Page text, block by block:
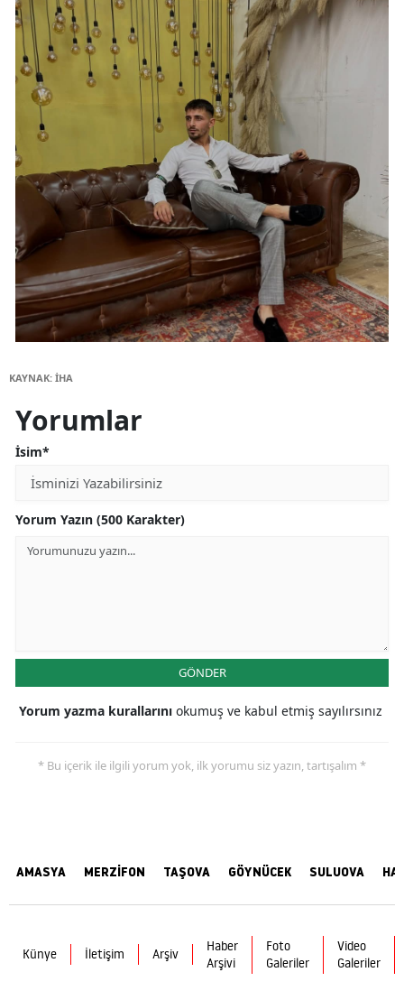
KAYNAK: İHA
Yorumlar
İsim*
Yorum Yazın (500 Karakter)
GÖNDER
Yorum yazma kurallarını okumuş ve kabul etmiş sayılırsınız
* Bu içerik ile ilgili yorum yok, ilk yorumu siz yazın, tartışalım *
AMASYA MERZİFON TAŞOVA GÖYNÜCEK SULUOVA
Künye İletişim Arşiv
Haber
Arşivi
Foto
Galeriler
Video
Galeriler